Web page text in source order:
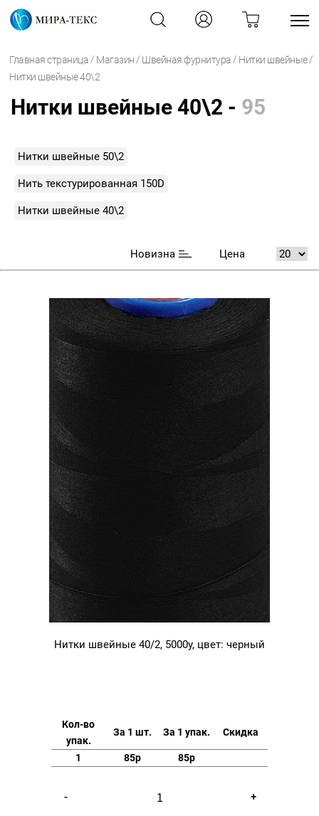
Главная страница / Магазин / Швейная фурнитура / Нитки швейные /
Нитки швейные 40\2
Нитки швейные 40\2 - 95
Нитки швейные 50\2
Нить текстурированная 150D
Нитки швейные 40\2
Новизна Цена
Нитки швейные 40/2, 5000у, цвет: черный
Кол-во
упак.
За 1 шт. За 1 упак. Скидка
1 85р 85р
-
товара
+